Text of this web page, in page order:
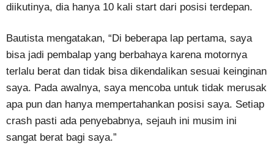
diikutinya, dia hanya 10 kali start dari posisi terdepan.
Bautista mengatakan, “Di beberapa lap pertama, saya
bisa jadi pembalap yang berbahaya karena motornya
terlalu berat dan tidak bisa dikendalikan sesuai keinginan
saya. Pada awalnya, saya mencoba untuk tidak merusak
apa pun dan hanya mempertahankan posisi saya. Setiap
crash pasti ada penyebabnya, sejauh ini musim ini
sangat berat bagi saya.”